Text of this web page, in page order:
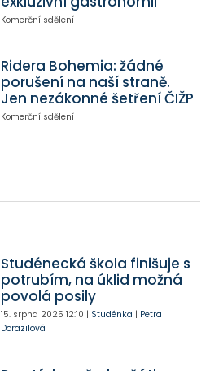
Komerční sdělení
Ridera Bohemia: žádné
porušení na naší straně.
Jen nezákonné šetření ČIŽP
Komerční sdělení
Studénecká škola finišuje s
potrubím, na úklid možná
povolá posily
15. srpna 2025 12:10 | Studénka | Petra
Dorazilová